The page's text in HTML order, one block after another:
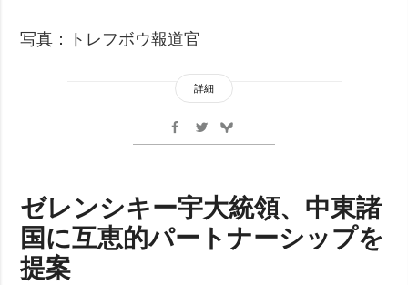
写真：トレフボウ報道官
詳細
ゼレンシキー宇大統領、中東諸
国に互恵的パートナーシップを
提案